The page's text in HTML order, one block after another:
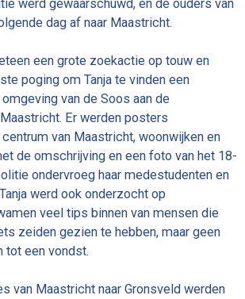
werd gewaarschuwd, en de ouders van
dag af naar Maastricht.
een grote zoekactie op touw en
poging om Tanja te vinden een
van de Soos aan de
Er werden posters
van Maastricht, woonwijken en
de omschrijving en een foto van het 18-
ondervroeg haar medestudenten en
werd ook onderzocht op
veel tips binnen van mensen die
zeiden gezien te hebben, maar geen
tot een vondst.
van Maastricht naar Gronsveld werden